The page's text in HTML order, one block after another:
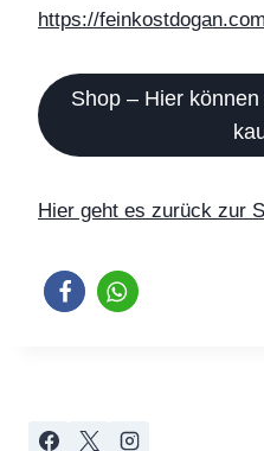
https://
Shop – Hier
Hier geht es zurück zur